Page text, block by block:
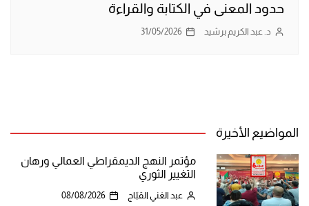
حدود المعنى في الكتابة والقراءة
د. عبد الكريم برشيد 31/05/2026
المواضيع الأخيرة
مؤتمر النهج الديمقراطي العمالي ورهان
التغيير الثوري
عبد الغني القبّاج 08/08/2026